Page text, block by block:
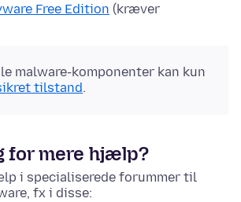
Free Edition (kræver
malware-komponenter kan kun
tilstand.
for mere hjælp?
i specialiserede forummer til
fx i disse: